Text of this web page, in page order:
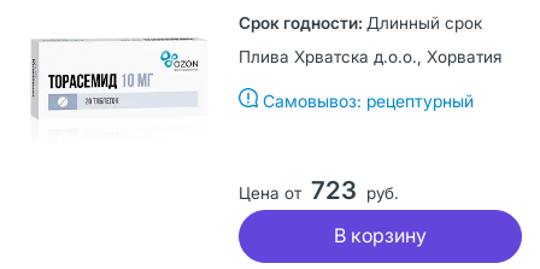
Длинный срок
Плива Хрватска д.о.о., Хорватия
Самовывоз: рецептурный
Цена от 723 руб.
В корзину